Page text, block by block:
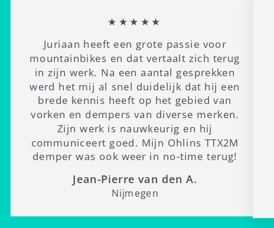
★★★★★
Juriaan heeft een grote passie voor
mountainbikes en dat vertaalt zich terug
in zijn werk. Na een aantal gesprekken
werd het mij al snel duidelijk dat hij een
brede kennis heeft op het gebied van
vorken en dempers van diverse merken.
Zijn werk is nauwkeurig en hij
communiceert goed. Mijn Ohlins TTX2M
demper was ook weer in no-time terug!
Jean-Pierre van den A.
Nijmegen